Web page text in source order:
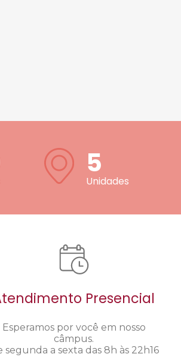
5
Unidades
Presencial
Esperamos por você em nosso
câmpus.
segunda a sexta das 8h às 22h16